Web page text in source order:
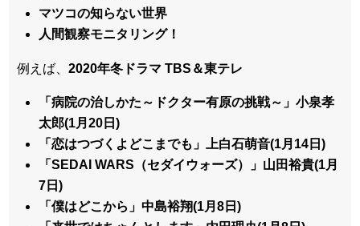
マツコの知らない世界
人間観察モニタリング！
例えば、 2020年冬ドラマ TBS＆東テレ
「病院の治しかた～ドクター有原の挑戦～」小泉孝
太郎(1月20日)
「恋はつづくよどこまでも」上白石萌音(1月14日)
「SEDAI WARS（セダイウォーズ）」山田裕貴(1月
7日)
「僕はどこから」中島裕翔(1月8日)